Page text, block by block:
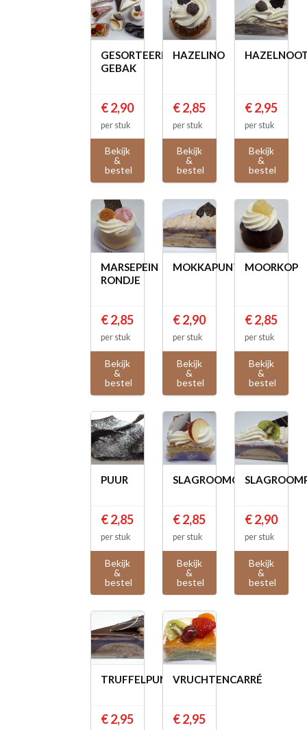
GESORTEERD
GEBAK
€ 2,90
per stuk
Bekijk
&
bestel
HAZELINO
€ 2,85
per stuk
Bekijk
&
bestel
€ 2,95
per stuk
Bekijk
&
bestel
MARSEPEIN
RONDJE
€ 2,85
per stuk
Bekijk
&
bestel
MOKKAPUNT
€ 2,90
per stuk
Bekijk
&
bestel
MOORKOP
€ 2,85
per stuk
Bekijk
&
bestel
PUUR
€ 2,85
per stuk
Bekijk
&
bestel
SLAGROOMCAKE
€ 2,85
per stuk
Bekijk
&
bestel
€ 2,90
per stuk
Bekijk
&
bestel
TRUFFELPUNT
€ 2,95
VRUCHTENCARRÉ
€ 2,95